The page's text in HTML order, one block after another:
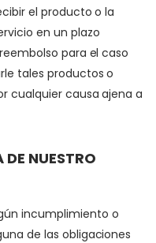
el producto o la
en un plazo
para el caso
tales productos o
cualquier causa ajena a
NUESTRO
incumplimiento o
de las obligaciones